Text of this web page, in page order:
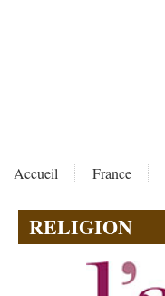
Accueil France
RELIGION